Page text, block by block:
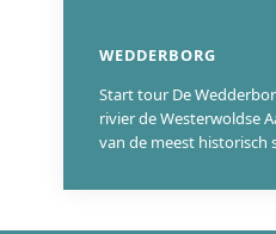
WEDDERBORG
Start tour De
rivier de Westerwoldse
van de meest historisch